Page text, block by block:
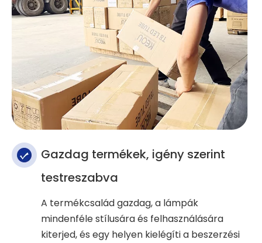
Gazdag termékek, igény szerint
testreszabva
A termékcsalád gazdag, a lámpák
mindenféle stílusára és felhasználására
kiterjed, és egy helyen kielégíti a beszerzési